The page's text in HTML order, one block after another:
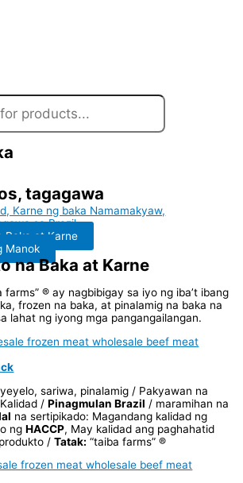
tagagawa
Baka at Karne
Manok
na Baka at Karne
farms” ® ay nagbibigay sa iyo ng iba’t ibang
frozen na baka, at pinalamig na baka na
lahat ng iyong mga pangangailangan.
sariwa, pinalamig / Pakyawan na
/Pinagmulan Brazil / maramihan na
na sertipikado: Magandang kalidad ng
ngHACCP, May kalidad ang paghahatid
/Tatak: “taiba farms” ®